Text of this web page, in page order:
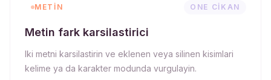
METIN ONE CIKAN
Metin fark karsilastirici
Iki metni karsilastirin ve eklenen veya silinen kisimlari
kelime ya da karakter modunda vurgulayin.